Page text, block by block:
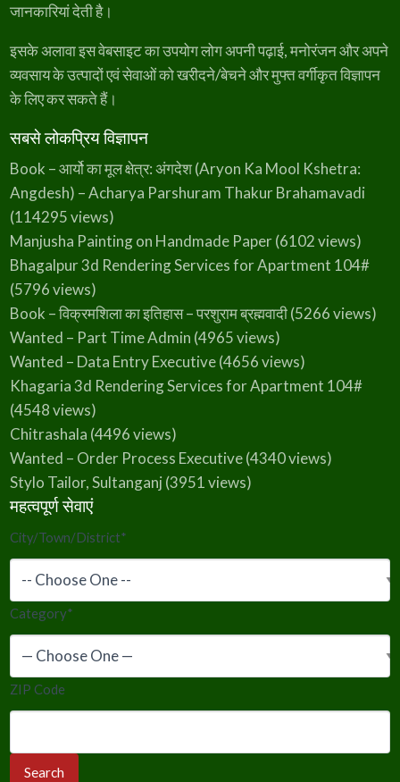
जानकारियां देती है।
इसके अलावा इस वेबसाइट का उपयोग लोग अपनी पढ़ाई, मनोरंजन और अपने
व्यवसाय के उत्पादों एवं सेवाओं को खरीदने/बेचने और मुफ्त वर्गीकृत विज्ञापन
के लिए कर सकते हैं।
सबसे लोकप्रिय विज्ञापन
Book – आर्यो का मूल क्षेत्र: अंगदेश (Aryon Ka Mool Kshetra:
Angdesh) – Acharya Parshuram Thakur Brahamavadi
(114295 views)
Manjusha Painting on Handmade Paper(6102 views)
Bhagalpur 3d Rendering Services for Apartment 104#
(5796 views)
Book – विक्रमशिला का इतिहास – परशुराम ब्रह्मवादी(5266 views)
Wanted – Part Time Admin (4965 views)
Wanted – Data Entry Executive(4656 views)
Khagaria 3d Rendering Services for Apartment 104#
(4548 views)
Chitrashala (4496 views)
Wanted – Order Process Executive(4340 views)
Stylo Tailor, Sultanganj (3951 views)
महत्वपूर्ण सेवाएं
City/Town/District*
Category*
ZIP Code